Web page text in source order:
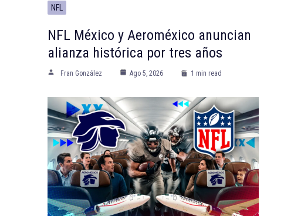
NFL
NFL México y Aeroméxico anuncian
alianza histórica por tres años
Fran González Ago 5, 2026 1 min read